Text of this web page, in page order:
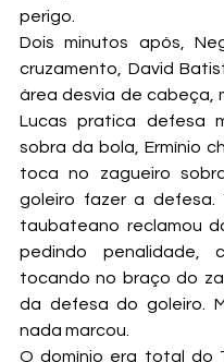
perigo.
Dois minutos após,
cruzamento, David
área desvia de cabeça,
Lucas pratica defesa
sobra da bola, Ermínio
toca no zagueiro
goleiro fazer a defesa.
taubateano reclamou
pedindo penalidade,
tocando no braço do
da defesa do goleiro.
nada marcou.
O domínio era total do